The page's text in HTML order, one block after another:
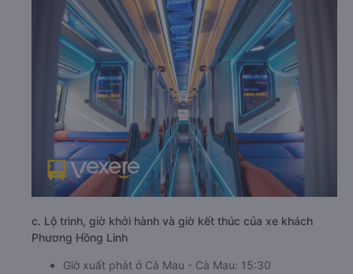
c. Lộ trình, giờ khởi hành và giờ kết thúc của xe khách
Phương Hồng Linh
Giờ xuất phát ở Cà Mau - Cà Mau: 15:30